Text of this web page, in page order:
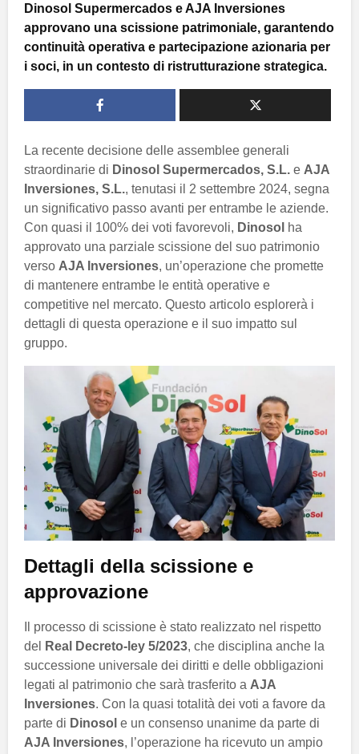
Dinosol Supermercados e AJA Inversiones
approvano una scissione patrimoniale, garantendo
continuità operativa e partecipazione azionaria per
i soci, in un contesto di ristrutturazione strategica.
La recente decisione delle assemblee generali
straordinarie di Dinosol Supermercados, S.L. e AJA
Inversiones, S.L., tenutasi il 2 settembre 2024, segna
un significativo passo avanti per entrambe le aziende.
Con quasi il 100% dei voti favorevoli, Dinosol
ha
approvato una parziale scissione del suo patrimonio
verso AJA Inversiones, un’operazione che promette
di mantenere entrambe le entità operative e
competitive nel mercato. Questo articolo esplorerà i
dettagli di questa operazione e il suo impatto sul
gruppo.
Dettagli della scissione e
approvazione
Il processo di scissione è stato realizzato nel rispetto
del
Real Decreto-ley 5/2023, che disciplina anche la
successione universale dei diritti e delle obbligazioni
legati al patrimonio che sarà trasferito a AJA
Inversiones. Con la quasi totalità dei voti a favore da
parte di Dinosol e un consenso unanime da parte di
AJA Inversiones, l’operazione ha ricevuto un ampio